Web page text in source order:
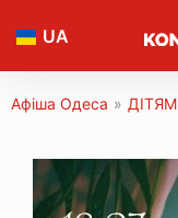
UA
Афіша Одеса » ДІТЯМ